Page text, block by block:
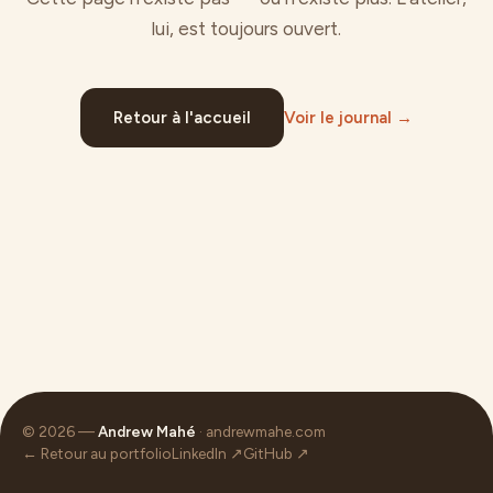
lui, est toujours ouvert.
Retour à l'accueil Voir le journal →
© 2026 —Andrew Mahé · andrewmahe.com
← Retour au portfolioLinkedIn ↗GitHub ↗